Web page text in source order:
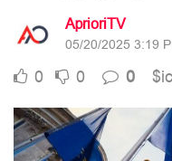
AprioriTV
05/20/2025 3:19
0 0 0